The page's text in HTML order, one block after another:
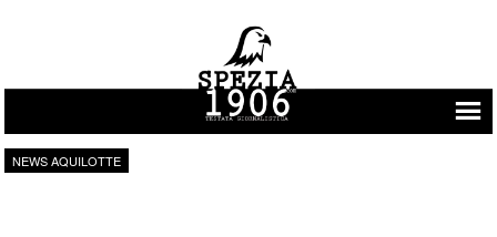
Vai al contenuto
NEWS AQUILOTTE